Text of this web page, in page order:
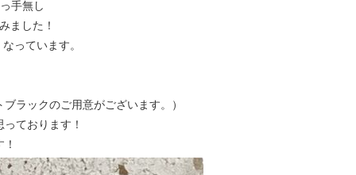
手無し
ました！
っています。
ラックのご用意がございます。）
ております！